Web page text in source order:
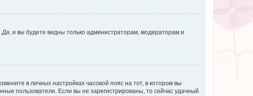
Да, и вы будете видны только администраторам, модераторам и
в личных настройках часовой пояс на тот, в котором вы
пользователи. Если вы не зарегистрированы, то сейчас удачный